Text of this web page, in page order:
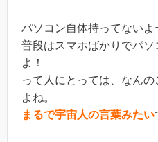
パソコン自体持ってないよ
普段はスマホばかりでパ
よ！
って人にとっては、なん
よね。
まるで宇宙人の言葉みたい